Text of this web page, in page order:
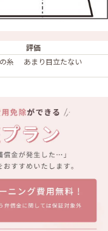
評価
糸
あまり目立たない